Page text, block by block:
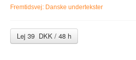
Fremtidsvej: Danske undertekster
Lej 39 DKK / 48 h